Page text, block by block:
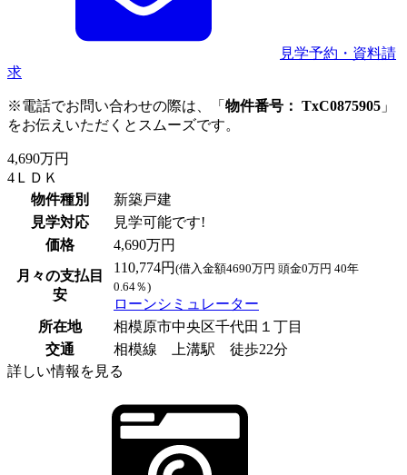
見学予約・資料請
求
※電話でお問い合わせの際は、「 物件番号： TxC0875905 」
をお伝えいただくとスムーズです。
4,690万円
4ＬＤＫ
物件種別
新築戸建
見学対応
見学可能です!
価格
4,690万円
月々の支払目
安
110,774円 (借入金額4690万円 頭金0万円 40年
0.64％)
ローンシミュレーター
所在地
相模原市中央区千代田１丁目
交通
相模線 上溝駅 徒歩22分
詳しい情報を見る